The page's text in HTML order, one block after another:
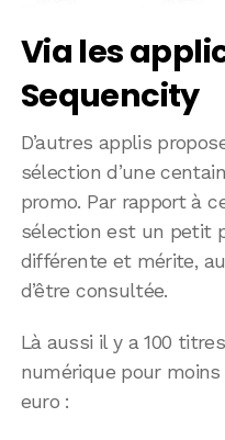
Via les
Sequencity
D’autres applis
sélection d’une
promo. Par rapport à
sélection est un petit
différente et mérite,
d’être consultée.
Là aussi il y a 100
numérique pour moins
euro :